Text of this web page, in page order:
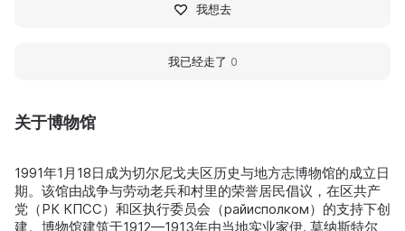
关于博物馆
1991年1月18日成为切尔尼戈夫区历史与地方志博物馆的成立日
期。该馆由战争与劳动老兵和村里的荣誉居民倡议，在区共产
党（РК КПСС）和区执行委员会（райисполком）的支持下创
建。博物馆建筑于1912—1913年由当地实业家伊. 莫纳斯特尔
我想去
我已经走了 0